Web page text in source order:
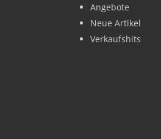
Angebote
Neue Artikel
Verkaufshits